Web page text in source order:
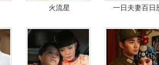
火流星 一日夫妻百日